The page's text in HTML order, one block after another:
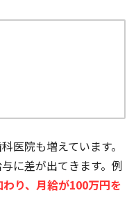
医院も増えています。
に差が出てきます。例
り、月給が100万円を